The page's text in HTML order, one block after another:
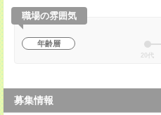
職場の雰囲気
年齢層
20代
募集情報